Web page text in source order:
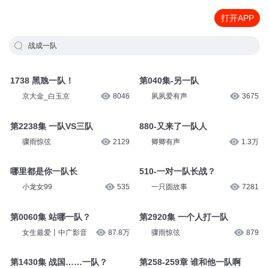
打开APP
战成一队
1738 黑虺一队！
京大金_白玉京 8046
第2238集 一队VS三队
骤雨惊弦 2129
哪里都是你一队长
小龙女99 535
第0060集 站哪一队？
女生最爱丨中广影音 87.8万
第1430集 战国……一队？
第040集-另一队
夙夙爱有声 3675
880-又来了一队人
卿卿有声 1.3万
510-一对一队长战？
一只圆故事 7281
第2920集 一个人打一队
骤雨惊弦 879
第258-259章 谁和他一队啊